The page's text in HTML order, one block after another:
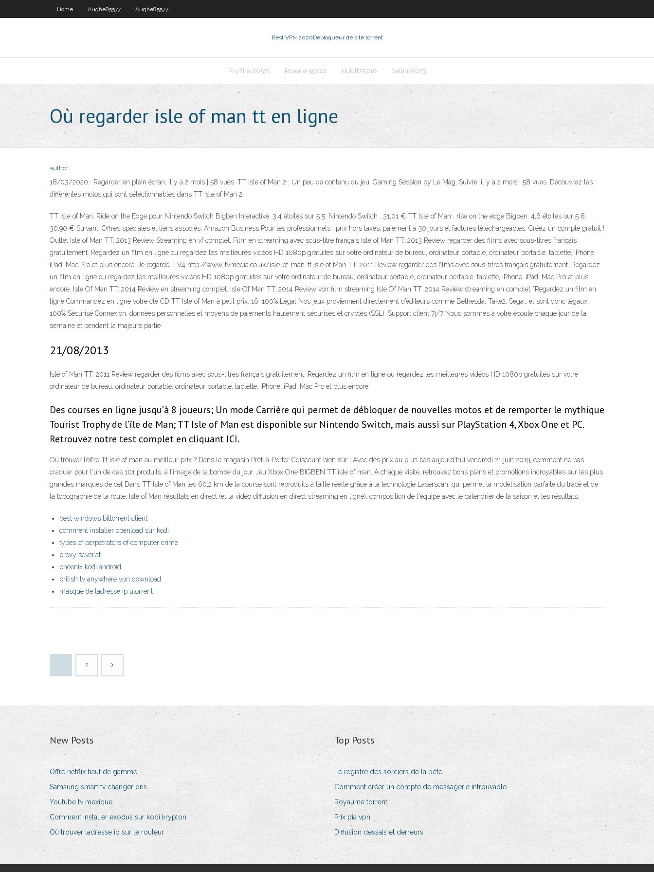
Home Aughe85577 Aughe85577
Best VPN 2020Débloqueur de site torrent
Phyfiher26571 Rosener59262 Hukill75018 Sellin25673
Où regarder isle of man tt en ligne
author
18/03/2020 · Regarder en plein écran. il y a 2 mois | 58 vues. TT Isle of Man 2 : Un peu de contenu du jeu. Gaming Session by Le Mag. Suivre. il y a 2 mois | 58 vues. Découvrez les
différentes motos qui sont sélectionnables dans TT Isle of Man 2.
TT Isle of Man: Ride on the Edge pour Nintendo Switch Bigben Interactive. 3,4 étoiles sur 5 5. Nintendo Switch . 31,01 € TT Isle of Man : rise on the edge Bigben. 4,6 étoiles sur 5 8.
30,90 € Suivant. Offres spéciales et liens associés. Amazon Business Pour les professionnels : prix hors taxes, paiement à 30 jours et factures téléchargeables. Créez un compte gratuit !
Outlet Isle of Man TT: 2013 Review Streaming en vf complet, Film en streaming avec sous-titre français Isle of Man TT: 2013 Review regarder des films avec sous-titres français
gratuitement. Regardez un film en ligne ou regardez les meilleures vidéos HD 1080p gratuites sur votre ordinateur de bureau, ordinateur portable, ordinateur portable, tablette, iPhone,
iPad, Mac Pro et plus encore. Je regarde ITV4 http://www.itvmedia.co.uk/isle-of-man-tt Isle of Man TT: 2011 Review regarder des films avec sous-titres français gratuitement. Regardez
un film en ligne ou regardez les meilleures vidéos HD 1080p gratuites sur votre ordinateur de bureau, ordinateur portable, ordinateur portable, tablette, iPhone, iPad, Mac Pro et plus
encore. Isle Of Man TT: 2014 Review en streaming complet. Isle Of Man TT: 2014 Review voir film streaming Isle Of Man TT: 2014 Review streaming en complet *Regardez un film en
ligne Commandez en ligne votre clé CD TT Isle of Man à petit prix. 16. 100% Légal Nos jeux proviennent directement d’éditeurs comme Bethesda, Take2, Sega… et sont donc légaux.
100% Sécurisé Connexion, données personnelles et moyens de paiements hautement sécurisés et cryptés (SSL). Support client 7j/7 Nous sommes à votre écoute chaque jour de la
semaine et pendant la majeure partie
21/08/2013
Isle of Man TT: 2011 Review regarder des films avec sous-titres français gratuitement. Regardez un film en ligne ou regardez les meilleures vidéos HD 1080p gratuites sur votre
ordinateur de bureau, ordinateur portable, ordinateur portable, tablette, iPhone, iPad, Mac Pro et plus encore.
Des courses en ligne jusqu’à 8 joueurs; Un mode Carrière qui permet de débloquer de nouvelles motos et de remporter le mythique
Tourist Trophy de l’île de Man; TT Isle of Man est disponible sur Nintendo Switch, mais aussi sur PlayStation 4, Xbox One et PC.
Retrouvez notre test complet en cliquant ICI.
Où trouver l’offre Tt isle of man au meilleur prix ? Dans le magasin Prêt-à-Porter Cdiscount bien sûr ! Avec des prix au plus bas aujourd’hui vendredi 21 juin 2019, comment ne pas
craquer pour l'un de ces 101 produits, à l’image de la bombe du jour Jeu Xbox One BIGBEN TT isle of man. A chaque visite, retrouvez bons plans et promotions incroyables sur les plus
grandes marques de cet Dans TT Isle of Man les 60,2 km de la course sont reproduits à taille réelle grâce à la technologie Laserscan, qui permet la modélisation parfaite du tracé et de
la topographie de la route. Isle of Man résultats en direct (et la vidéo diffusion en direct streaming en ligne), composition de l'équipe avec le calendrier de la saison et les résultats.
best windows bittorrent client
comment installer openload sur kodi
types of perpetrators of computer crime
proxy sever.at
phoenix kodi android
british tv anywhere vpn download
masque de ladresse ip utorrent
1 2
New Posts
Offre netflix haut de gamme
Samsung smart tv changer dns
Youtube tv mexique
Comment installer exodus sur kodi krypton
Où trouver ladresse ip sur le routeur
Top Posts
Le registre des sorciers de la bête
Comment créer un compte de messagerie introuvable
Royaume torrent
Prix pia vpn
Diffusion dessais et derreurs